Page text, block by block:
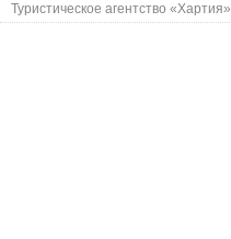
Туристическое агентство «Хартия»